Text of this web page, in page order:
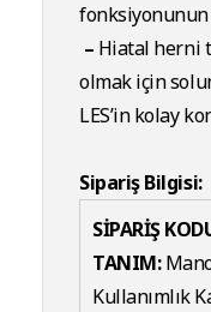
– Hiatal herni
olmak için
LES’in kolay
Sipariş Bilgisi:
SİPARİŞ
TANIM:
Kullanımlık